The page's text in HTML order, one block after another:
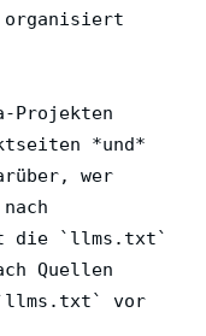
organisiert
Projekten
*und*
wer
die `llms.txt`
Quellen
vor